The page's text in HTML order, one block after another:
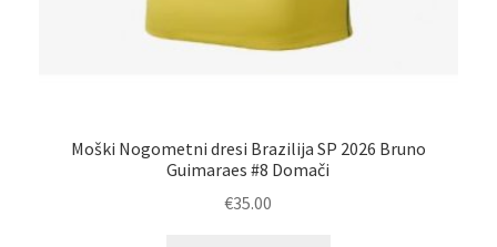
Moški Nogometni dresi Brazilija SP 2026 Bruno
Guimaraes #8 Domači
€35.00